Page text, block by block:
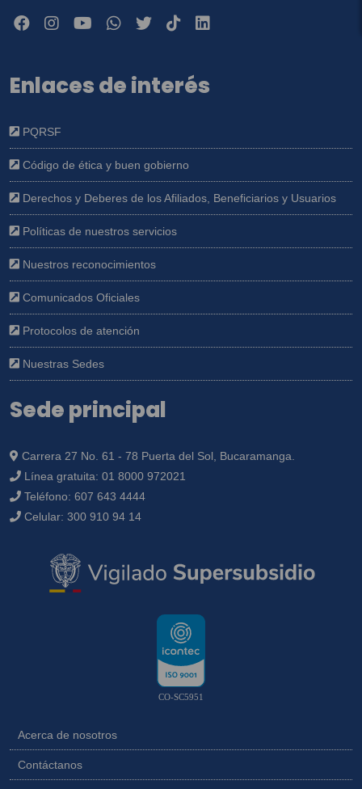
Enlaces de interés
PQRSF
Código de ética y buen gobierno
Derechos y Deberes de los Afiliados, Beneficiarios y Usuarios
Políticas de nuestros servicios
Nuestros reconocimientos
Comunicados Oficiales
Protocolos de atención
Nuestras Sedes
Sede principal
Carrera 27 No. 61 - 78 Puerta del Sol, Bucaramanga.
Línea gratuita: 01 8000 972021
Teléfono: 607 643 4444
Celular: 300 910 94 14
CO-SC5951
Acerca de nosotros
Contáctanos